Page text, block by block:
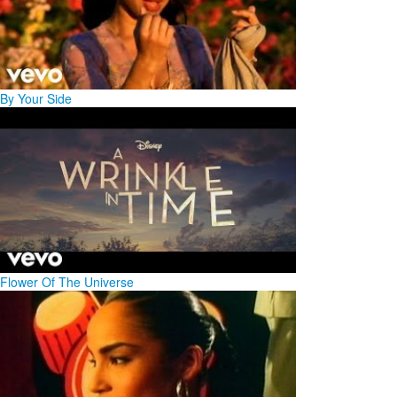
By Your Side
Flower Of The Universe